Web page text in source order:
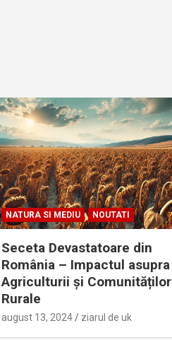
NATURA SI MEDIU NOUTATI
Seceta Devastatoare din
România – Impactul asupra
Agriculturii și Comunităților
Rurale
august 13, 2024 ziarul de uk